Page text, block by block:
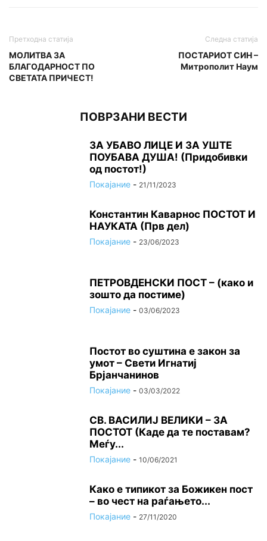
Претходна статија
МОЛИТВА ЗА
БЛАГОДАРНОСТ ПО
СВЕТАТА ПРИЧЕСТ!
Следна статија
ПOСТАРИОТ СИН –
Митрополит Наум
ПОВРЗАНИ ВЕСТИ
ЗА УБАВО ЛИЦЕ И ЗА УШТЕ
ПОУБАВА ДУША! (Придобивки
од постот!)
Покајание - 21/11/2023
Константин Каварнос ПОСТОТ И
НАУКАТА (Прв дел)
Покајание - 23/06/2023
ПЕТРОВДЕНСКИ ПОСТ – (како и
зошто да постиме)
Покајание - 03/06/2023
Постот во суштина е закон за
умот – Свети Игнатиј
Брјанчанинов
Покајание - 03/03/2022
СВ. ВАСИЛИЈ ВЕЛИКИ – ЗА
ПОСТОТ (Каде да те поставам?
Меѓу...
Покајание - 10/06/2021
Како е типикот за Божикен пост
– во чест на раѓањето...
Покајание - 27/11/2020